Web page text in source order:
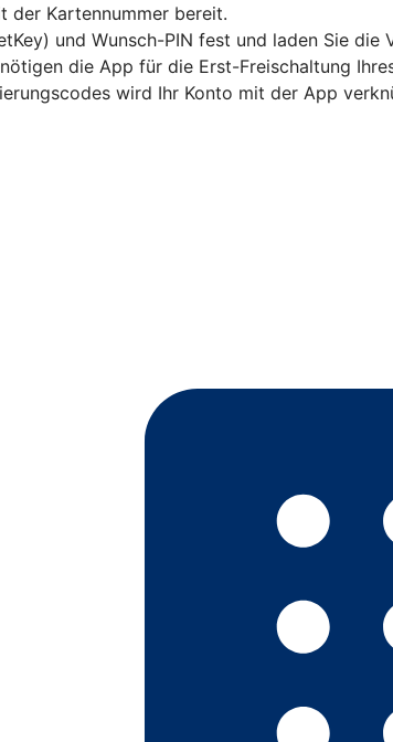
der Kartennummer bereit.
und Wunsch-PIN fest und laden Sie die
die App für die Erst-Freischaltung
wird Ihr Konto mit der App